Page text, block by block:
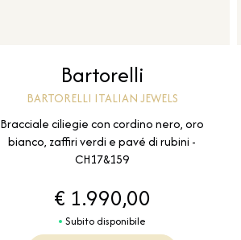
Bartorelli
BARTORELLI ITALIAN JEWELS
Bracciale ciliegie con cordino nero, oro
bianco, zaffiri verdi e pavé di rubini -
CH17&159
€ 1.990,00
Subito disponibile